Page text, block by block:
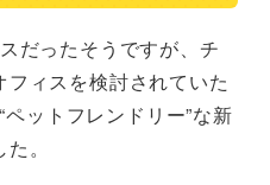
だったそうですが、チ
ィスを検討されていた
ットフレンドリー”な新
。